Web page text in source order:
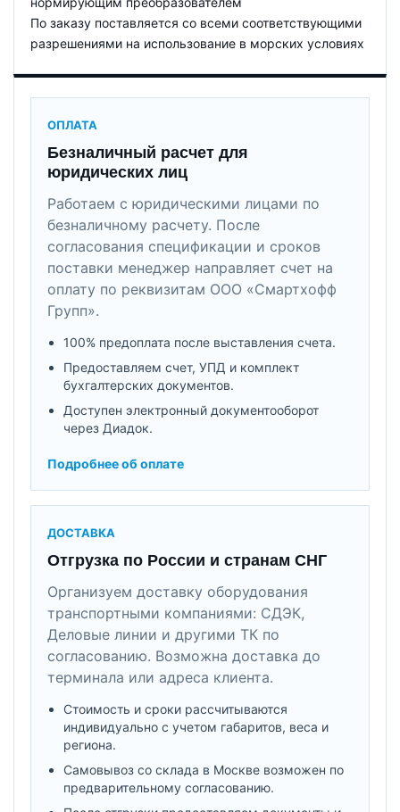
По заказу поставляется со всеми соответствующими
разрешениями на использование в морских условиях
ОПЛАТА
Безналичный расчет для
юридических лиц
Работаем с юридическими лицами по
безналичному расчету. После
согласования спецификации и сроков
поставки менеджер направляет счет на
оплату по реквизитам ООО «Смартхофф
Групп».
100% предоплата после выставления счета.
Предоставляем счет, УПД и комплект
бухгалтерских документов.
Доступен электронный документооборот
через Диадок.
Подробнее об оплате
ДОСТАВКА
Отгрузка по России и странам СНГ
Организуем доставку оборудования
транспортными компаниями: СДЭК,
Деловые линии и другими ТК по
согласованию. Возможна доставка до
терминала или адреса клиента.
Стоимость и сроки рассчитываются
индивидуально с учетом габаритов, веса и
региона.
Самовывоз со склада в Москве возможен по
предварительному согласованию.